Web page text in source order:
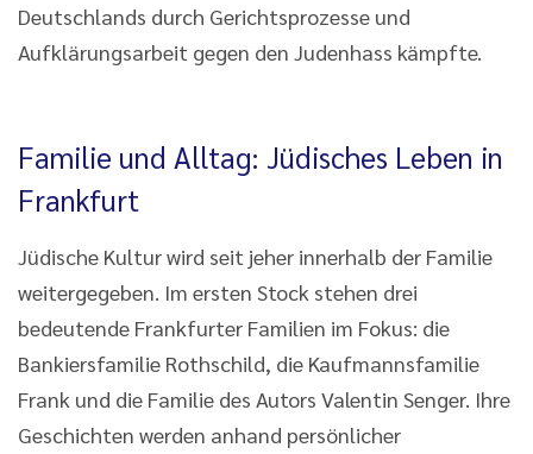
Deutschlands durch Gerichtsprozesse und
Aufklärungsarbeit gegen den Judenhass kämpfte.
Familie und Alltag: Jüdisches Leben in
Frankfurt
Jüdische Kultur wird seit jeher innerhalb der Familie
weitergegeben. Im ersten Stock stehen drei
bedeutende Frankfurter Familien im Fokus: die
Bankiersfamilie Rothschild, die Kaufmannsfamilie
Frank und die Familie des Autors Valentin Senger. Ihre
Geschichten werden anhand persönlicher